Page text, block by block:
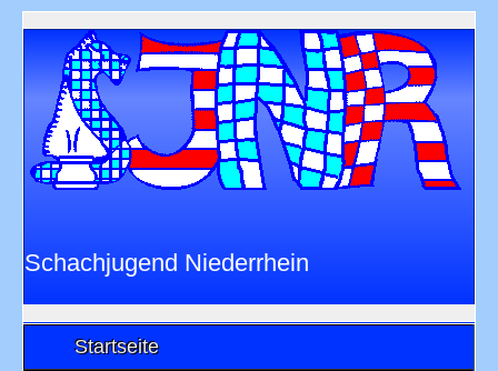
Schachjugend Niederrhein
imNiederrheinischen Schachverband 1901
e.V.
Startseite